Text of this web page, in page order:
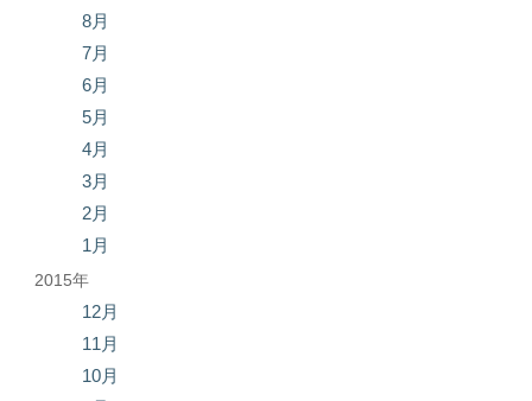
8月
7月
6月
5月
4月
3月
2月
1月
2015年
12月
11月
10月